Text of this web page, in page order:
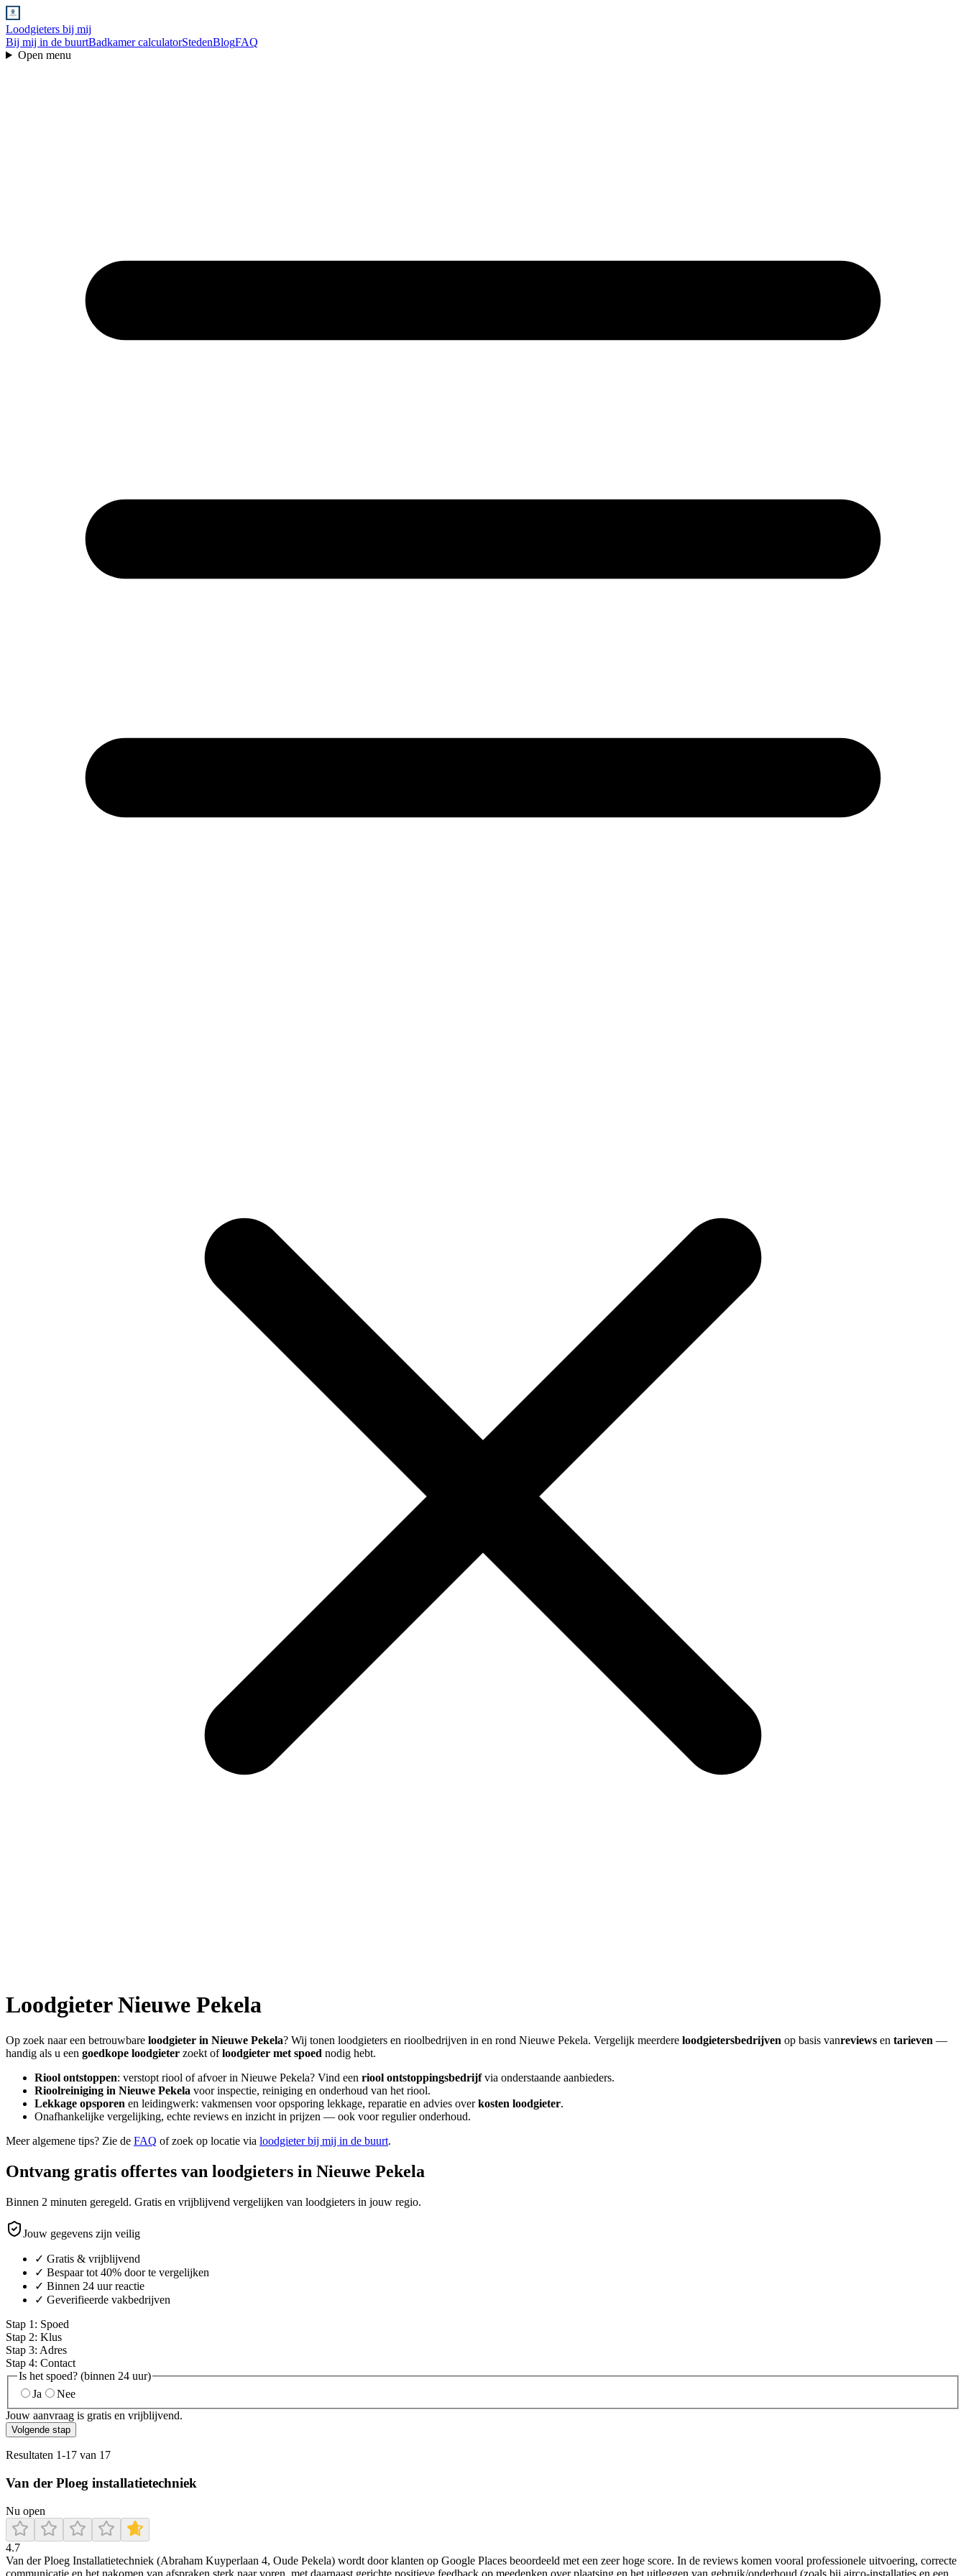
Loodgieters bij mij
Bij mij in de buurtBadkamer calculatorStedenBlogFAQ
Open menu
LoodgieterNieuwe Pekela
Op zoek naar een betrouwbare loodgieter in Nieuwe Pekela? Wij tonen loodgieters en rioolbedrijven in en rond Nieuwe Pekela. Vergelijk meerdere loodgietersbedrijven op basis vanreviews en tarieven —
handig als u een goedkope loodgieter zoekt ofloodgieter met spoed nodig hebt.
Riool ontstoppen: verstopt riool of afvoer in Nieuwe Pekela? Vind een riool ontstoppingsbedrijfvia onderstaande aanbieders.
Rioolreiniging in Nieuwe Pekela voor inspectie, reiniging en onderhoud van het riool.
Lekkage opsporen en leidingwerk: vakmensen voor opsporing lekkage, reparatie en advies overkosten loodgieter.
Onafhankelijke vergelijking, echte reviews en inzicht in prijzen — ook voor regulier onderhoud.
Meer algemene tips? Zie de FAQ of zoek op locatie via loodgieter bij mij in de buurt.
Ontvang gratis offertes van loodgieters in Nieuwe Pekela
Binnen 2 minuten geregeld. Gratis en vrijblijvend vergelijken van loodgieters in jouw regio.
Jouw gegevens zijn veilig
✓ Gratis & vrijblijvend
✓ Bespaar tot 40% door te vergelijken
✓ Binnen 24 uur reactie
✓ Geverifieerde vakbedrijven
Stap 1 : Spoed
Stap 2: Klus
Stap 3: Adres
Stap 4: Contact
Is het spoed? (binnen 24 uur)
Ja
Nee
Jouw aanvraag is gratis en vrijblijvend.
Volgende stap
Resultaten 1-17 van 17
Van der Ploeg installatietechniek
Nu open
4.7
Van der Ploeg Installatietechniek (Abraham Kuyperlaan 4, Oude Pekela) wordt door klanten op Google Places beoordeeld met een zeer hoge score. In de reviews komen vooral professionele uitvoering, correcte
communicatie en het nakomen van afspraken sterk naar voren, met daarnaast gerichte positieve feedback op meedenken over plaatsing en het uitleggen van gebruik/onderhoud (zoals bij airco-installaties en een